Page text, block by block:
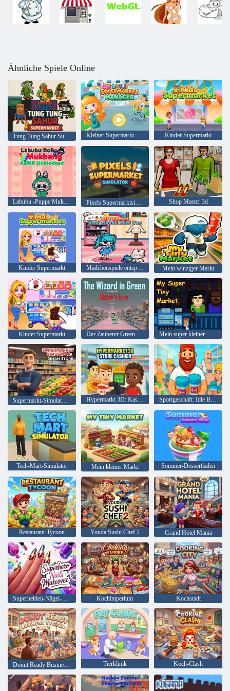
Ähnliche Spiele Online
Tung Tung Sahur Supermarkt Kleiner Supermarktmanager Kinder Supermarkt
Labubu -Puppe Mukbang ASMR entsperrt Pixels Supermarktsimulator Shop Master 3d
Kinder Supermarkt Mädchenspiele entsperrt: Mini-Spaß Mein winziger Markt
Kinder Supermarkt Der Zauberer Green Skibidis Fury Mein super kleiner Markt
Hypermarkt 3D: Kassierer im Geschäft Sportgeschäft: Idle Business Tycoon
Tech-Mart-Simulator Mein kleiner Markt Sommer-Dessertladen
Restaurant-Tycoon Youda Sushi Chef 2 Grand Hotel Mania
Superhelden-Nägel-Makeover Kochimperium Kochstadt
Tierklinik Koch-Clash